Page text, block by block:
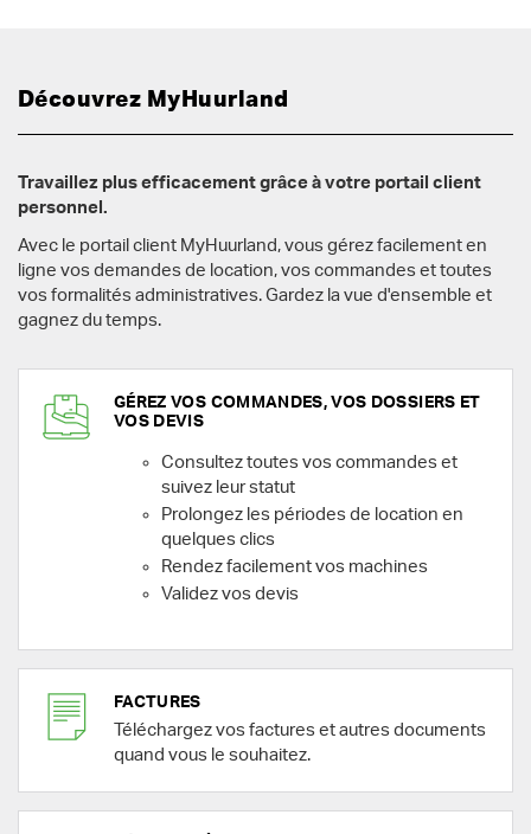
Découvrez MyHuurland
Travaillez plus efficacement grâce à votre portail client
personnel.
Avec le portail client MyHuurland, vous gérez facilement en
ligne vos demandes de location, vos commandes et toutes
vos formalités administratives. Gardez la vue d'ensemble et
gagnez du temps.
GÉREZ VOS COMMANDES, VOS DOSSIERS ET
VOS DEVIS
Consultez toutes vos commandes et
suivez leur statut
Prolongez les périodes de location en
quelques clics
Rendez facilement vos machines
Validez vos devis
FACTURES
Téléchargez vos factures et autres documents
quand vous le souhaitez.